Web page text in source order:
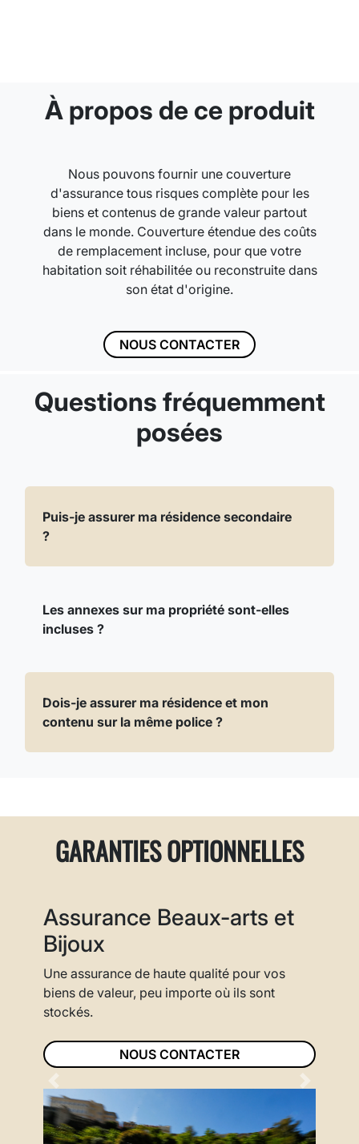
À propos de ce produit
Nous pouvons fournir une couverture
d'assurance tous risques complète pour les
biens et contenus de grande valeur partout
dans le monde. Couverture étendue des coûts
de remplacement incluse, pour que votre
habitation soit réhabilitée ou reconstruite dans
son état d'origine.
NOUS CONTACTER
Questions fréquemment
posées
Puis-je assurer ma résidence secondaire
?
Les annexes sur ma propriété sont-elles
incluses ?
Dois-je assurer ma résidence et mon
contenu sur la même police ?
GARANTIES OPTIONNELLES
Assurance Beaux-arts et
Bijoux
Une assurance de haute qualité pour vos
biens de valeur, peu importe où ils sont
stockés.
NOUS CONTACTER
Previous Next